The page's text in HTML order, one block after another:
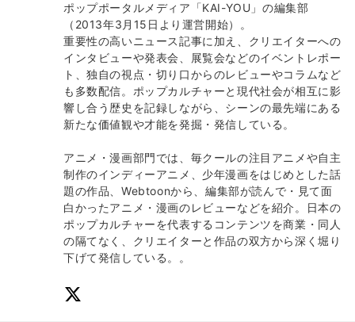
ポップポータルメディア「KAI-YOU」の編集部
（2013年3月15日より運営開始）。
重要性の高いニュース記事に加え、クリエイターへの
インタビューや発表会、展覧会などのイベントレポー
ト、独自の視点・切り口からのレビューやコラムなど
も多数配信。ポップカルチャーと現代社会が相互に影
響し合う歴史を記録しながら、シーンの最先端にある
新たな価値観や才能を発掘・発信している。
アニメ・漫画部門では、毎クールの注目アニメや自主
制作のインディーアニメ、少年漫画をはじめとした話
題の作品、Webtoonから、編集部が読んで・見て面
白かったアニメ・漫画のレビューなどを紹介。日本の
ポップカルチャーを代表するコンテンツを商業・同人
の隔てなく、クリエイターと作品の双方から深く堀り
下げて発信している。。